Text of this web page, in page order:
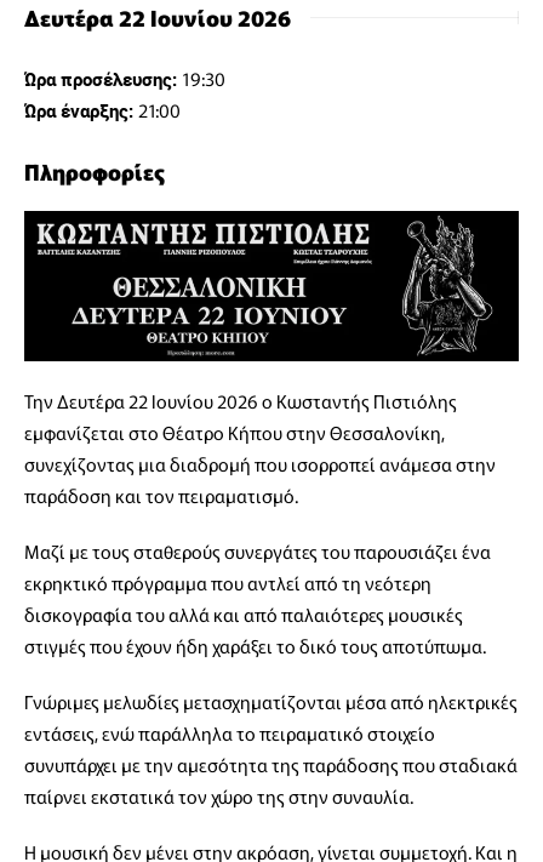
Δευτέρα 22 Ιουνίου 2026
Ώρα προσέλευσης: 19:30
Ώρα έναρξης: 21:00
Πληροφορίες
Την Δευτέρα 22 Ιουνίου 2026 ο Κωσταντής Πιστιόλης
εμφανίζεται στο Θέατρο Κήπου στην Θεσσαλονίκη,
συνεχίζοντας μια διαδρομή που ισορροπεί ανάμεσα στην
παράδοση και τον πειραματισμό.
Μαζί με τους σταθερούς συνεργάτες του παρουσιάζει ένα
εκρηκτικό πρόγραμμα που αντλεί από τη νεότερη
δισκογραφία του αλλά και από παλαιότερες μουσικές
στιγμές που έχουν ήδη χαράξει το δικό τους αποτύπωμα.
Γνώριμες μελωδίες μετασχηματίζονται μέσα από ηλεκτρικές
εντάσεις, ενώ παράλληλα το πειραματικό στοιχείο
συνυπάρχει με την αμεσότητα της παράδοσης που σταδιακά
παίρνει εκστατικά τον χώρο της στην συναυλία.
Η μουσική δεν μένει στην ακρόαση, γίνεται συμμετοχή. Και η